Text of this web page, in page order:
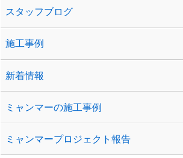
スタッフブログ
施工事例
新着情報
ミャンマーの施工事例
ミャンマープロジェクト報告